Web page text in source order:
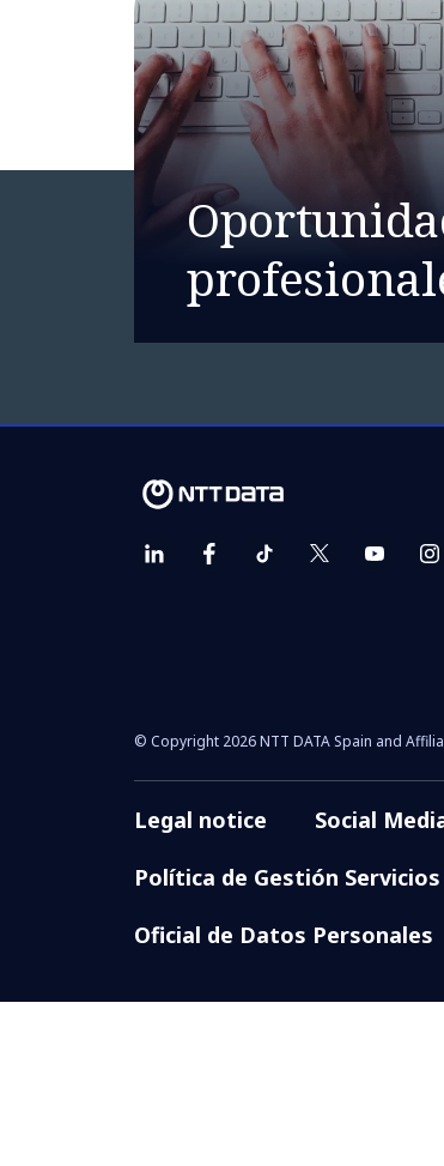
© Copyright 2026 NTT DATA Spain and
Legal notice Social
Política de Gestión
Oficial de Datos Personales